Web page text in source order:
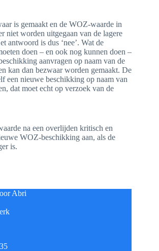
is gemaakt en de WOZ-waarde in
niet worden uitgegaan van de lagere
antwoord is dus ‘nee’. Wat de
doen – en ook nog kunnen doen –
aanvragen op naam van de
kan dan bezwaar worden gemaakt. De
een nieuwe beschikking op naam van
dat moet echt op verzoek van de
na een overlijden kritisch en
WOZ-beschikking aan, als de
is.
Abri